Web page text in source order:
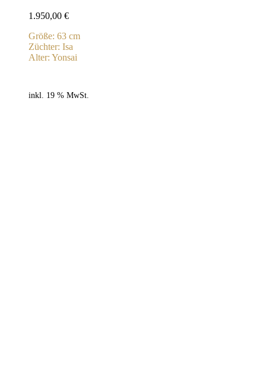
1.950,00 €
Größe: 63 cm
Züchter: Isa
Alter: Yonsai
inkl. 19 % MwSt.